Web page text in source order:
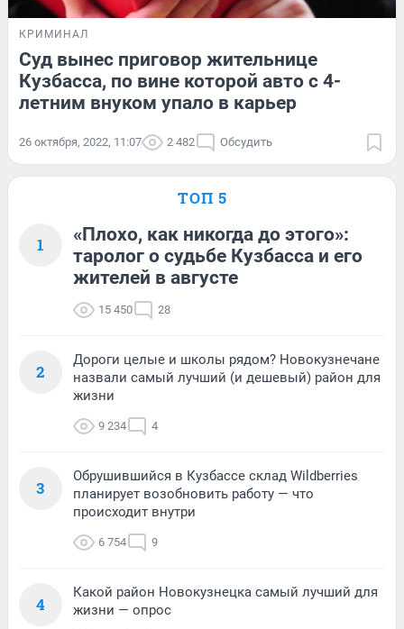
КРИМИНАЛ
Суд вынес приговор жительнице
Кузбасса, по вине которой авто с 4-
летним внуком упало в карьер
26 октября, 2022, 11:07 2 482 Обсудить
ТОП 5
1
«Плохо, как никогда до этого»:
таролог о судьбе Кузбасса и его
жителей в августе
15 450 28
2
Дороги целые и школы рядом? Новокузнечане
назвали самый лучший (и дешевый) район для
жизни
9 234 4
3
Обрушившийся в Кузбассе склад Wildberries
планирует возобновить работу — что
происходит внутри
6 754 9
4
Какой район Новокузнецка самый лучший для
жизни — опрос